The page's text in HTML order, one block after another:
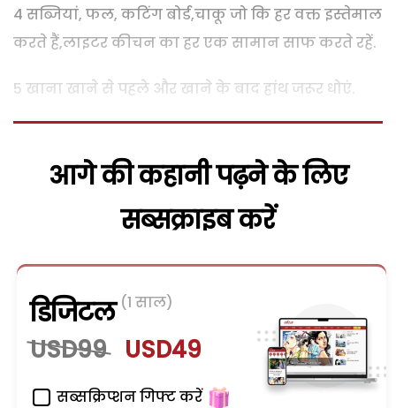
4 सब्जियां, फल, कटिंग बोर्ड,चाकू जो कि हर वक्त इस्तेमाल
करते हैं,लाइटर कीचन का हर एक सामान साफ करते रहें.
5 खाना खाने से पहले और खाने के बाद हांथ जरूर धोएं.
आगे की कहानी पढ़ने के लिए
सब्सक्राइब करें
डिजिटल (1 साल)
USD99 USD49
सब्सक्रिप्शन गिफ्ट करें